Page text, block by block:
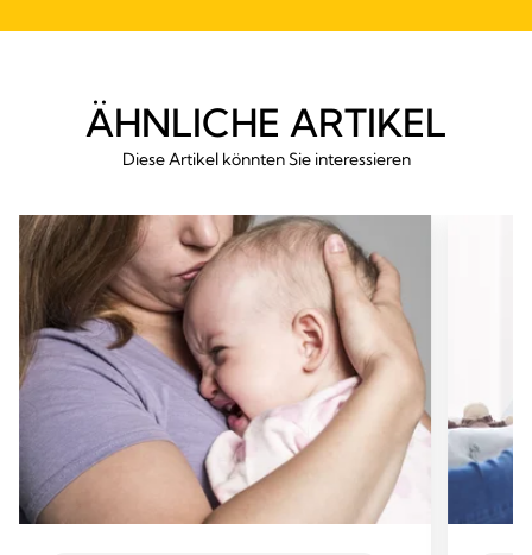
ÄHNLICHE ARTIKEL
Diese Artikel könnten Sie interessieren